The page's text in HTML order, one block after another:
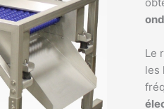
Le
les